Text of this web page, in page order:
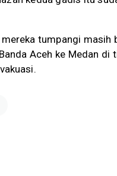
tumpangi masih
Aceh ke Medan di